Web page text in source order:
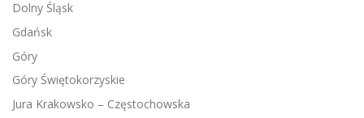
Dolny Śląsk
Gdańsk
Góry
Góry Świętokorzyskie
Jura Krakowsko – Częstochowska